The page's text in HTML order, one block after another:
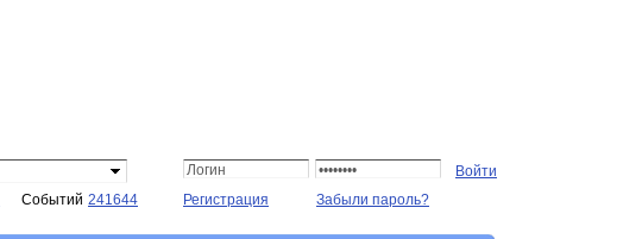
Событий 241644 Регистрация Забыли пароль?